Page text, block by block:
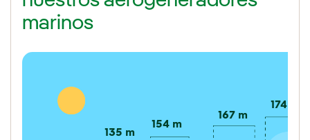
marinos
135 m
154 m
167 m
174 m